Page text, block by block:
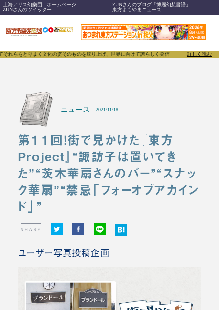
上海アリス幻樂団 ホームページ
ZUNさんのブログ「博麗幻想書譜」
ZUNさんのツイッター
東方よもやまニュース
化の姿そのものを取り上げ、世界に向けて誇らしく発信することで、東方Projectのみならず
詳しく読む
ニュース 2021/11/18
第１１回！街で見かけた『東方
Project』“諏訪子は置いてき
た”“茨木華扇さんのバー”“スナッ
ク華扇”“禁忌「フォーオブアカイン
ド」”
SHARE
ユーザー写真投稿企画